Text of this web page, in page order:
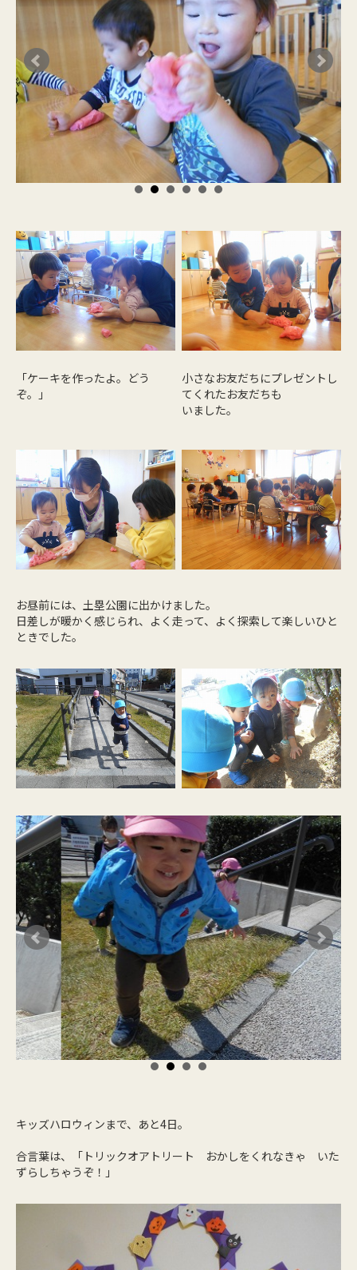
「ケーキを作ったよ。どう
ぞ。」
小さなお友だちにプレゼントし
てくれたお友だちも
いました。
お昼前には、土塁公園に出かけました。
日差しが暖かく感じられ、よく走って、よく探索して楽しいひと
ときでした。
キッズハロウィンまで、あと4日。
合言葉は、「トリックオアトリート おかしをくれなきゃ いた
ずらしちゃうぞ！」